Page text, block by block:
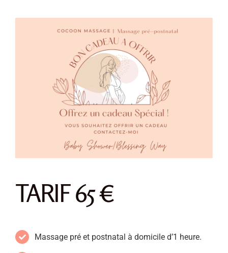
TARIF 65 €
Massage pré et postnatal à domicile d’1 heure.